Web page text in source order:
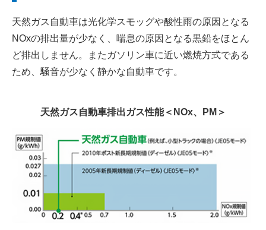
天然ガス自動車は光化学スモッグや酸性雨の原因となる
NOxの排出量が少なく、喘息の原因となる黒鉛をほとん
ど排出しません。またガソリン車に近い燃焼方式である
ため、騒音が少なく静かな自動車です。
天然ガス自動車排出ガス性能＜NOx、PM＞